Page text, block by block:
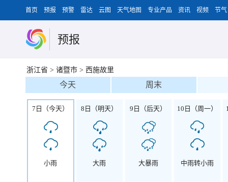
首页 预报 预警 雷达 云图 天气地图 专业产品 资讯 视频 节气
预报
浙江省 > 诸暨市 > 西施故里
今天 周末
7日（今天）
小雨
8日（明天）
大雨
9日（后天）
大暴雨
10日（周一）
中雨转小雨